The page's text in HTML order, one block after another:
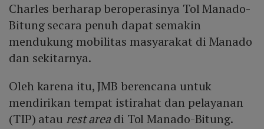
Charles berharap beroperasinya Tol Manado-
Bitung secara penuh dapat semakin
mendukung mobilitas masyarakat di Manado
dan sekitarnya.
Oleh karena itu, JMB berencana untuk
mendirikan tempat istirahat dan pelayanan
(TIP) atau rest area di Tol Manado-Bitung.